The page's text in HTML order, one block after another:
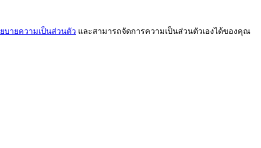
บายความเป็นส่วนตัว และสามารถจัดการความเป็นส่วนตัวเองได้ของคุณ